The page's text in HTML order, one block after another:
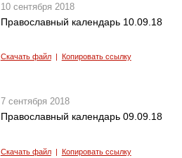
10 сентября 2018
Православный календарь 10.09.18
Скачать файл| Копировать ссылку
7 сентября 2018
Православный календарь 09.09.18
Скачать файл| Копировать ссылку